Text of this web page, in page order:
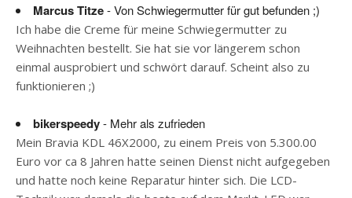
Marcus Titze- Von Schwiegermutter für gut befunden ;)
Ich habe die Creme für meine Schwiegermutter zu
Weihnachten bestellt. Sie hat sie vor längerem schon
einmal ausprobiert und schwört darauf. Scheint also zu
funktionieren ;)
bikerspeedy- Mehr als zufrieden
Mein Bravia KDL 46X2000, zu einem Preis von 5.300.00
Euro vor ca 8 Jahren hatte seinen Dienst nicht aufgegeben
und hatte noch keine Reparatur hinter sich. Die LCD-